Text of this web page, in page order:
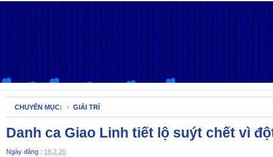
CHUYÊN MỤC: GIẢI TRÍ
Danh ca Giao Linh tiết lộ suýt chết vì
Ngày đăng : 18.2.20